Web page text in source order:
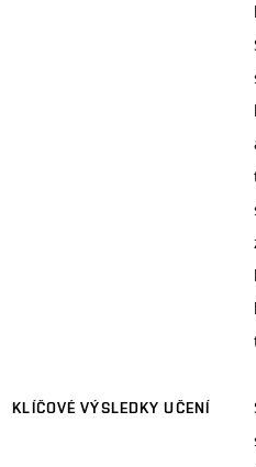
KLÍČOVÉ VÝSLEDKY UČENÍ